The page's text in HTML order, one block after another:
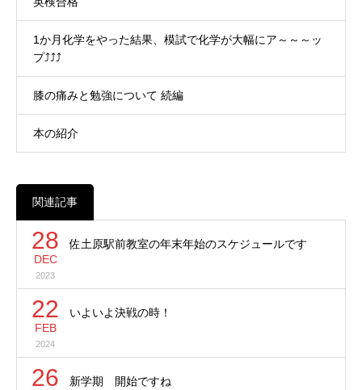
1か月化学をやった結果、模試で化学が大幅にア～～～ッ
プ⤴⤴⤴
膝の痛みと勉強について 続編
本の紹介
関連記事
28
DEC
2023
佐土原駅前教室の年末年始のスケジュールです
22
FEB
2024
いよいよ決戦の時！
26 新学期 開始ですね